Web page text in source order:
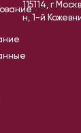
115114, г
н, 1-й